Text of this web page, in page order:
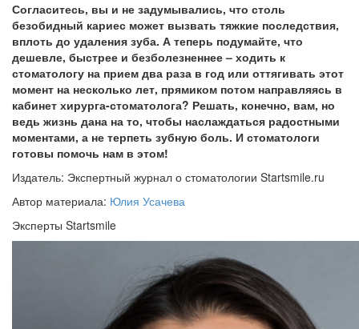
Согласитесь, вы и не задумывались, что столь
безобидный кариес может вызвать тяжкие последствия,
вплоть до удаления зуба. А теперь подумайте, что
дешевле, быстрее и безболезненнее – ходить к
стоматологу на прием два раза в год или оттягивать этот
момент на несколько лет, прямиком потом направляясь в
кабинет хирурга-стоматолога? Решать, конечно, вам, но
ведь жизнь дана на то, чтобы наслаждаться радостными
моментами, а не терпеть зубную боль. И стоматологи
готовы помочь нам в этом!
Издатель: Экспертный журнал о стоматологии Startsmile.ru
Автор материала: Юлия Усачева
Эксперты Startsmile